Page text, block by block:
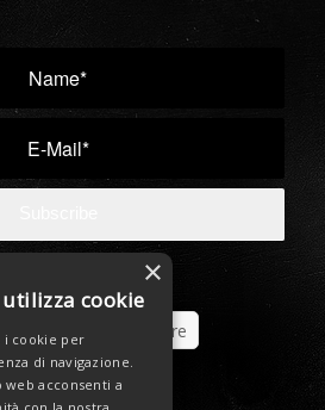
Tweet Share
Share
×
cookie
i cookie per
di navigazione.
acconsenti a